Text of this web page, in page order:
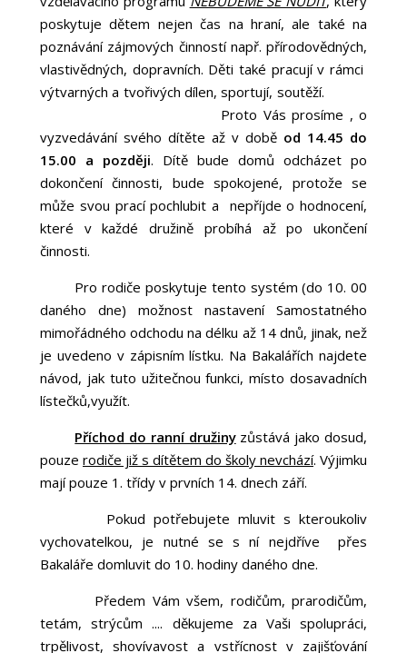
poskytuje dětem nejen čas na hraní, ale také na
poznávání zájmových činností např. přírodovědných,
vlastivědných, dopravních. Děti také pracují v rámci
výtvarných a tvořivých dílen, sportují, soutěží.
Proto Vás prosíme , o
vyzvedávání svého dítěte až v době od 14.45 do
15.00 a později. Dítě bude domů odcházet po
dokončení činnosti, bude spokojené, protože se
může svou prací pochlubit a nepříjde o hodnocení,
které v každé družině probíhá až po ukončení
činnosti.
Pro rodiče poskytuje tento systém (do 10. 00
daného dne) možnost nastavení Samostatného
mimořádného odchodu na délku až 14 dnů, jinak, než
je uvedeno v zápisním lístku. Na Bakalářích najdete
návod, jak tuto užitečnou funkci, místo dosavadních
lístečků,využít.
Příchod do ranní družinyzůstává jako dosud,
pouze rodiče již s dítětem do školy nevchází. Výjimku
mají pouze 1. třídy v prvních 14. dnech září.
Pokud potřebujete mluvit s kteroukoliv
vychovatelkou, je nutné se s ní nejdříve přes
Bakaláře domluvit do 10. hodiny daného dne.
Předem Vám všem, rodičům, prarodičům,
tetám, strýcům .... děkujeme za Vaši spolupráci,
trpělivost, shovívavost a vstřícnost v zajišťování